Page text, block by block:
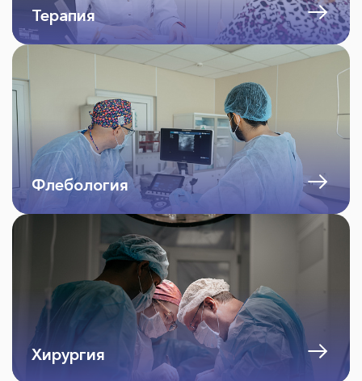
Терапия
Флебология
Хирургия